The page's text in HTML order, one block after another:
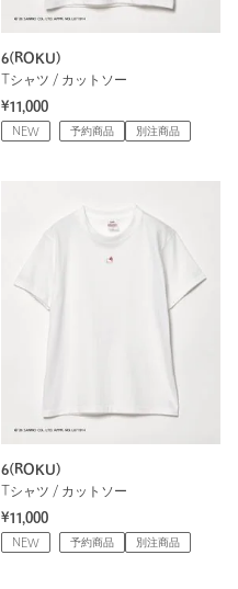
6(ROKU)
Tシャツ / カットソー
¥11,000
NEW 予約商品 別注商品
6(ROKU)
Tシャツ / カットソー
¥11,000
NEW 予約商品 別注商品